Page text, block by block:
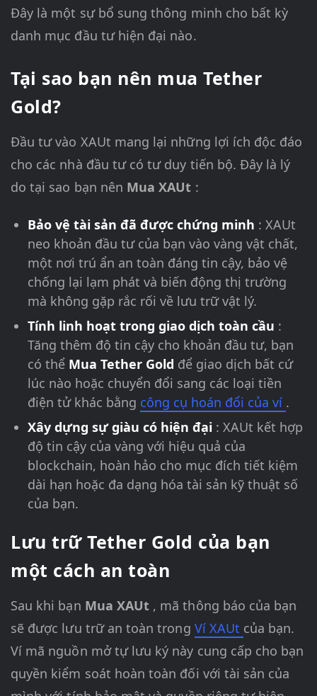
Đây là một sự bổ sung thông minh cho bất kỳ
danh mục đầu tư hiện đại nào.
Tại sao bạn nên mua Tether
Gold?
Đầu tư vào XAUt mang lại những lợi ích độc đáo
cho các nhà đầu tư có tư duy tiến bộ. Đây là lý
do tại sao bạn nên Mua XAUt :
Bảo vệ tài sản đã được chứng minh : XAUt
neo khoản đầu tư của bạn vào vàng vật chất,
một nơi trú ẩn an toàn đáng tin cậy, bảo vệ
chống lại lạm phát và biến động thị trường
mà không gặp rắc rối về lưu trữ vật lý.
Tính linh hoạt trong giao dịch toàn cầu :
Tăng thêm độ tin cậy cho khoản đầu tư, bạn
có thể Mua Tether Gold để giao dịch bất cứ
lúc nào hoặc chuyển đổi sang các loại tiền
điện tử khác bằng công cụ hoán đổi của ví .
Xây dựng sự giàu có hiện đại : XAUt kết hợp
độ tin cậy của vàng với hiệu quả của
blockchain, hoàn hảo cho mục đích tiết kiệm
dài hạn hoặc đa dạng hóa tài sản kỹ thuật số
của bạn.
Lưu trữ Tether Gold của bạn
một cách an toàn
Sau khi bạn Mua XAUt , mã thông báo của bạn
sẽ được lưu trữ an toàn trong Ví XAUt của bạn.
Ví mã nguồn mở tự lưu ký này cung cấp cho bạn
quyền kiểm soát hoàn toàn đối với tài sản của